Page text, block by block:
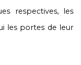
respectives, les
les portes de leur